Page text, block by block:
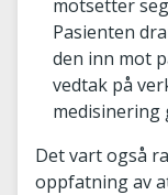
motsetter
Pasienten
den inn mot
vedtak på
medisinering
Det vart også
oppfatning av